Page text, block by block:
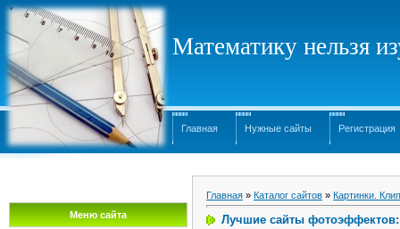
Математику нельзя
Главная Нужные сайты Регистрация
Меню сайта
Главная » Каталог сайтов » Картинки.
Лучшие сайты фотоэффектов: